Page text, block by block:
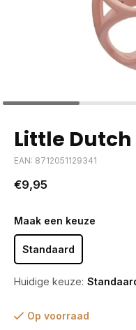
Little Dutch
EAN: 8712051129341
€9,95
Maak een keuze
Standaard
Huidige keuze:
Op voorraad